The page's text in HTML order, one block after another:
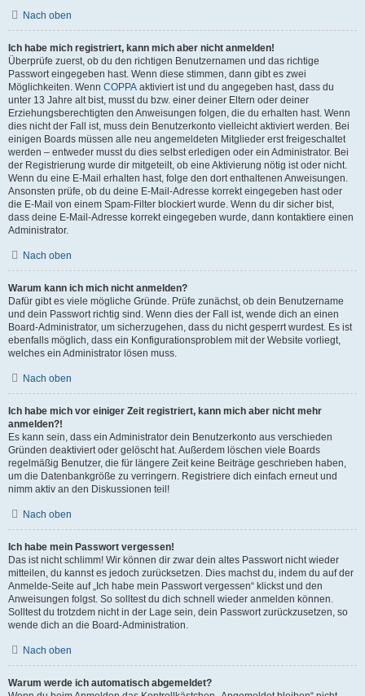
Nach oben
Ich habe mich registriert, kann mich aber nicht anmelden!
Überprüfe zuerst, ob du den richtigen Benutzernamen und das richtige
Passwort eingegeben hast. Wenn diese stimmen, dann gibt es zwei
Möglichkeiten. Wenn COPPA aktiviert ist und du angegeben hast, dass du
unter 13 Jahre alt bist, musst du bzw. einer deiner Eltern oder deiner
Erziehungsberechtigten den Anweisungen folgen, die du erhalten hast. Wenn
dies nicht der Fall ist, muss dein Benutzerkonto vielleicht aktiviert werden. Bei
einigen Boards müssen alle neu angemeldeten Mitglieder erst freigeschaltet
werden – entweder musst du dies selbst erledigen oder ein Administrator. Bei
der Registrierung wurde dir mitgeteilt, ob eine Aktivierung nötig ist oder nicht.
Wenn du eine E-Mail erhalten hast, folge den dort enthaltenen Anweisungen.
Ansonsten prüfe, ob du deine E-Mail-Adresse korrekt eingegeben hast oder
die E-Mail von einem Spam-Filter blockiert wurde. Wenn du dir sicher bist,
dass deine E-Mail-Adresse korrekt eingegeben wurde, dann kontaktiere einen
Administrator.
Nach oben
Warum kann ich mich nicht anmelden?
Dafür gibt es viele mögliche Gründe. Prüfe zunächst, ob dein Benutzername
und dein Passwort richtig sind. Wenn dies der Fall ist, wende dich an einen
Board-Administrator, um sicherzugehen, dass du nicht gesperrt wurdest. Es ist
ebenfalls möglich, dass ein Konfigurationsproblem mit der Website vorliegt,
welches ein Administrator lösen muss.
Nach oben
Ich habe mich vor einiger Zeit registriert, kann mich aber nicht mehr
anmelden?!
Es kann sein, dass ein Administrator dein Benutzerkonto aus verschieden
Gründen deaktiviert oder gelöscht hat. Außerdem löschen viele Boards
regelmäßig Benutzer, die für längere Zeit keine Beiträge geschrieben haben,
um die Datenbankgröße zu verringern. Registriere dich einfach erneut und
nimm aktiv an den Diskussionen teil!
Nach oben
Ich habe mein Passwort vergessen!
Das ist nicht schlimm! Wir können dir zwar dein altes Passwort nicht wieder
mitteilen, du kannst es jedoch zurücksetzen. Dies machst du, indem du auf der
Anmelde-Seite auf „Ich habe mein Passwort vergessen“ klickst und den
Anweisungen folgst. So solltest du dich schnell wieder anmelden können.
Solltest du trotzdem nicht in der Lage sein, dein Passwort zurückzusetzen, so
wende dich an die Board-Administration.
Nach oben
Warum werde ich automatisch abgemeldet?